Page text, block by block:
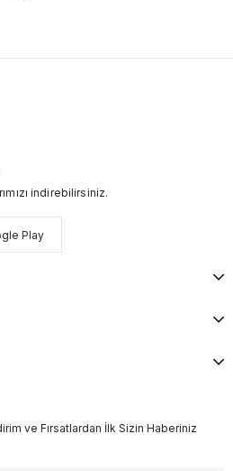
indirebilirsiniz.
Play
ve Fırsatlardan İlk Sizin Haberiniz